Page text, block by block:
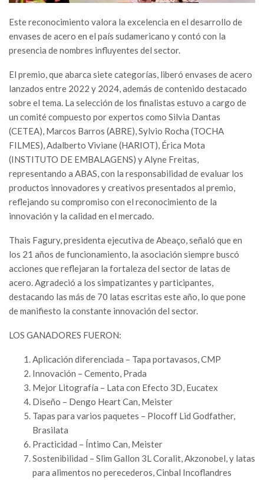
Este reconocimiento valora la excelencia en el desarrollo de
envases de acero en el país sudamericano y contó con la
presencia de nombres influyentes del sector.
El premio, que abarca siete categorías, liberó envases de acero
lanzados entre 2022 y 2024, además de contenido destacado
sobre el tema. La selección de los finalistas estuvo a cargo de
un comité compuesto por expertos como Silvia Dantas
(CETEA), Marcos Barros (ABRE), Sylvio Rocha (TOCHA
FILMES), Adalberto Viviane (HARIOT), Érica Mota
(INSTITUTO DE EMBALAGENS) y Alyne Freitas,
representando a ABAS, con la responsabilidad de evaluar los
productos innovadores y creativos presentados al premio,
reflejando su compromiso con el reconocimiento de la
innovación y la calidad en el mercado.
Thais Fagury, presidenta ejecutiva de Abeaço, señaló que en
los 21 años de funcionamiento, la asociación siempre buscó
acciones que reflejaran la fortaleza del sector de latas de
acero. Agradeció a los simpatizantes y participantes,
destacando las más de 70 latas escritas este año, lo que pone
de manifiesto la constante innovación del sector.
LOS GANADORES FUERON:
Aplicación diferenciada – Tapa portavasos, CMP
Innovación – Cemento, Prada
Mejor Litografía – Lata con Efecto 3D, Eucatex
Diseño – Dengo Heart Can, Meister
Tapas para varios paquetes – Plocoff Lid Godfather,
Brasilata
Practicidad – Íntimo Can, Meister
Sostenibilidad – Slim Gallon 3L Coralit, Akzonobel, y latas
para alimentos no perecederos, Cinbal Incoflandres